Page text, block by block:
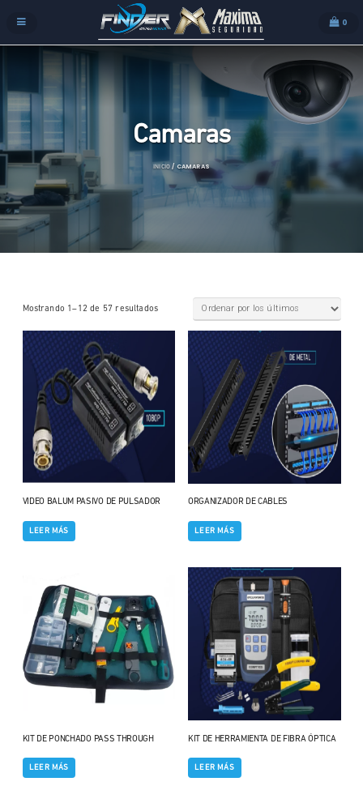
0
Camaras
INICIO / CAMARAS
Mostrando 1–12 de 57 resultados
VIDEO BALUM PASIVO DE PULSADOR
LEER MÁS
ORGANIZADOR DE CABLES
LEER MÁS
KIT DE PONCHADO PASS THROUGH
LEER MÁS
KIT DE HERRAMIENTA DE FIBRA ÓPTICA
LEER MÁS